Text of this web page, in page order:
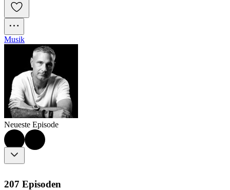
Musik
Neueste Episode
207 Episoden